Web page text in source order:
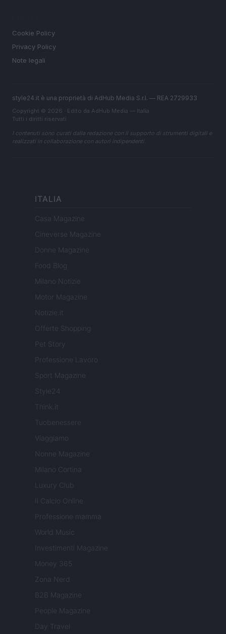
Cookie Policy
Privacy Policy
Note legali
style24.it è una proprietà di AdHub Media S.r.l. — REA 2729933
Copyright © 2026 · Edito da AdHub Media — Italia
Tutti i diritti riservati
I contenuti sono curati dalla redazione con il supporto di strumenti digitali e
realizzati in collaborazione con autori indipendenti.
ITALIA
Casa Magazine
Cineverse Magazine
Donne Magazine
Food Blog
Milano Notizie
Motor Magazine
Notizie.it
Offerte Shopping
Pet Story
Professione Lavoro
Sport Magazine
Style24
Think.it
Tuobenessere
Viaggiamo
Nonne Magazine
Milano Cortina
Luxury Club
Il Calcio Online
Professione mamma
World Music
Investimenti Magazine
Money 365
Zona Nerd
B2B Magazine
People Magazine
Day Travel